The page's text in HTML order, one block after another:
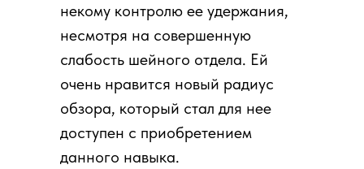
некому контролю ее удержания,
несмотря на совершенную
слабость шейного отдела. Ей
очень нравится новый радиус
обзора, который стал для нее
доступен с приобретением
данного навыка.